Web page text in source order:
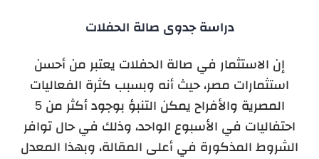
دراسة جدوى صالة الحفلات
إن الاستثمار في صالة الحفلات يعتبر من أحسن
استثمارات مصر، حيث أنه وبسبب كثرة الفعاليات
المصرية والأفراح يمكن التنبؤ بوجود أكثر من 5
احتفاليات في الأسبوع الواحد، وذلك في حال توافر
الشروط المذكورة في أعلى المقالة، وبهذا المعدل